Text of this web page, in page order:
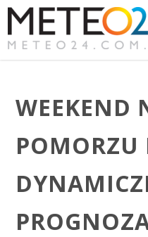
WEEKEND
POMORZU